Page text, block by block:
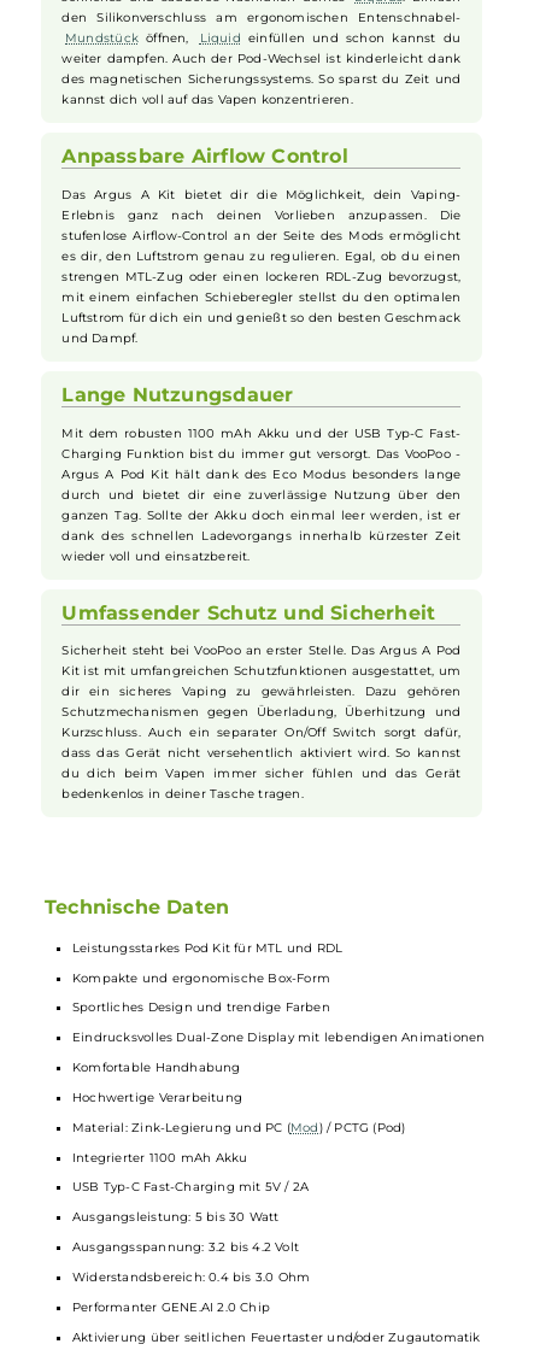
erstklassiges Vaping-Erlebnis sowohl für MTL als auch RDL. Die im
Lieferumfang enthaltenen Argus Top-Fill Podssorgen für intensiven
Geschmack und langanhaltenden Vaping-Genuss.
Mit demVooPoo- Argus A Pod Kit bist du immer schnell
schnelles und sauberes Nachfüllen deines
Liquids. Einfach
den Silikonverschluss am ergonomischen Entenschnabel-
Mundstücköffnen, Liquid einfüllen und schon kannst du
weiter dampfen. Auch der Pod-Wechsel ist kinderleicht dank
des magnetischen Sicherungssystems. So sparst du Zeit und
kannst dich voll auf das Vapen konzentrieren.
Anpassbare Airflow Control
Das Argus A Kit bietet dir die Möglichkeit, dein Vaping-
Erlebnis ganz nach deinen Vorlieben anzupassen. Die
stufenlose Airflow-Control an der Seite des Mods ermöglicht
es dir, den Luftstrom genau zu regulieren. Egal, ob du einen
strengen MTL-Zug oder einen lockeren RDL-Zug bevorzugst,
mit einem einfachen Schieberegler stellst du den optimalen
Luftstrom für dich ein und genießt so den besten Geschmack
Lange Nutzungsdauer
Mit dem robusten 1100 mAh Akku und der USB Typ-C Fast-
Charging Funktion bist du immer gut versorgt. Das VooPoo -
Argus A Pod Kit hält dank des Eco Modus besonders lange
durch und bietet dir eine zuverlässige Nutzung über den
ganzen Tag. Sollte der Akku doch einmal leer werden, ist er
dank des schnellen Ladevorgangs innerhalb kürzester Zeit
Kit ist mit umfangreichen Schutzfunktionen ausgestattet, um
dir ein sicheres Vaping zu gewährleisten. Dazu gehören
Schutzmechanismen gegen Überladung, Überhitzung und
dass das Gerät nicht versehentlich aktiviert wird. So kannst
du dich beim Vapen immer sicher fühlen und das Gerät
bedenkenlos in deiner Tasche tragen.
Technische Daten
Sportliches Design und trendige Farben